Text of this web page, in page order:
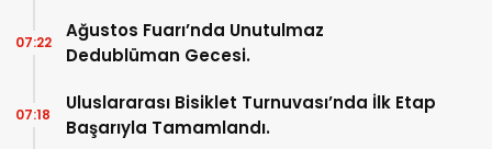
Ağustos Fuarı’nda Unutulmaz
Dedublüman Gecesi.
07:22
Uluslararası Bisiklet Turnuvası’nda İlk Etap
Başarıyla Tamamlandı.
07:18